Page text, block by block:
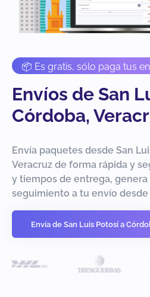
📦 Es gratis, sólo paga tus
Envíos de San
Córdoba,
Envía paquetes desde San
Veracruz de forma rápida y
y tiempos de entrega, genera
seguimiento a tu envío
Envía de San Luis Potosí a